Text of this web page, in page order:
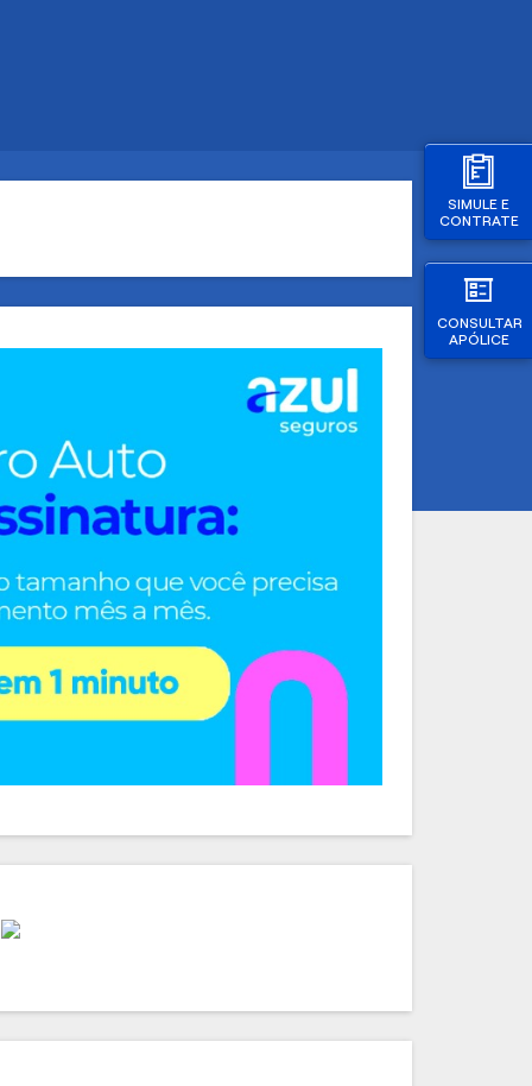
SIMULE E
CONTRATE
CONSULTAR
APÓLICE